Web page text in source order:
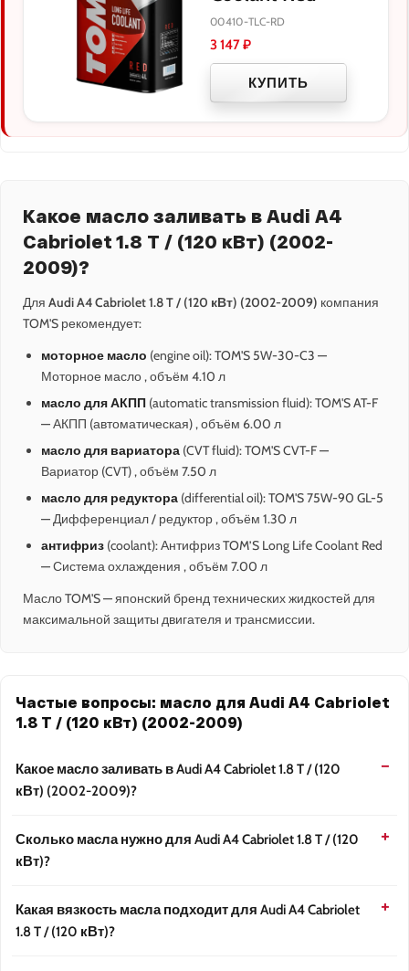
00410-TLC-RD
3 147₽
КУПИТЬ
Какое масло заливать в Audi A4
Cabriolet 1.8 T / (120 кВт) (2002-
2009)?
Для Audi A4 Cabriolet 1.8 T / (120 кВт) (2002-2009) компания
TOM'S рекомендует:
моторное масло (engine oil): TOM'S 5W-30-C3 —
Моторное масло , объём 4.10 л
масло для АКПП (automatic transmission fluid): TOM'S AT-F
— АКПП (автоматическая) , объём 6.00 л
масло для вариатора (CVT fluid): TOM'S CVT-F —
Вариатор (CVT) , объём 7.50 л
масло для редуктора (differential oil): TOM'S 75W-90 GL-5
— Дифференциал / редуктор , объём 1.30 л
антифриз (coolant): Антифриз TOM’S Long Life Coolant Red
— Система охлаждения , объём 7.00 л
Масло TOM'S — японский бренд технических жидкостей для
максимальной защиты двигателя и трансмиссии.
Частые вопросы: масло для Audi A4 Cabriolet
1.8 T / (120 кВт) (2002-2009)
Какое масло заливать в Audi A4 Cabriolet 1.8 T / (120
кВт) (2002-2009)?
Сколько масла нужно для Audi A4 Cabriolet 1.8 T / (120
кВт)?
Какая вязкость масла подходит для Audi A4 Cabriolet
1.8 T / (120 кВт)?